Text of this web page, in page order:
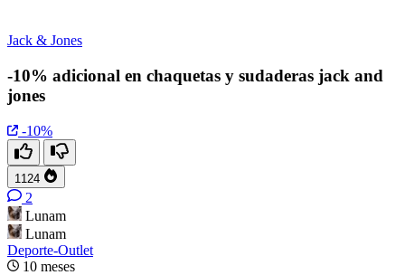
Jack & Jones
-10% adicional en chaquetas y sudaderas jack and
jones
-10%
1124
2
Lunam
Lunam
Deporte-Outlet
10 meses